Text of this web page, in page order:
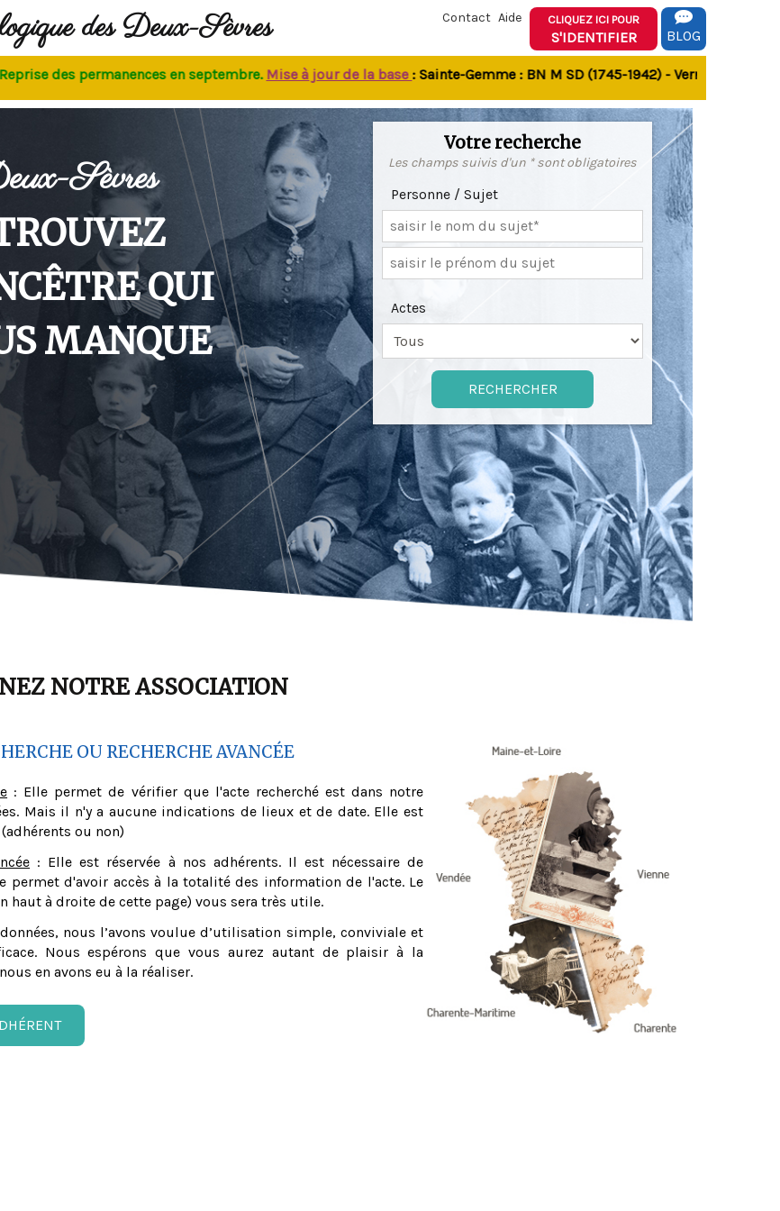
des Deux-Sèvres Contact Aide CLIQUEZ ICI POUR
S'IDENTIFIER BLOG
des permanences en septembre.Mise à jour de la base: Sainte-Gemme : BN M SD (1745-1942) - Verrines-sous-
Sèvres
QUI
MANQUE
Votre recherche
Les champs suivis d'un * sont obligatoires
Personne / Sujet
Actes
NOTRE ASSOCIATION
OU RECHERCHE AVANCÉE
: Elle permet de vérifier que l'acte recherché est dans notre
Mais il n'y a aucune indications de lieux et de date. Elle est
ou non)
: Elle est réservée à nos adhérents. Il est nécessaire de
permet d'avoir accès à la totalité des information de l'acte. Le
haut à droite de cette page) vous sera très utile.
nous l’avons voulue d’utilisation simple, conviviale et
Nous espérons que vous aurez autant de plaisir à la
en avons eu à la réaliser.